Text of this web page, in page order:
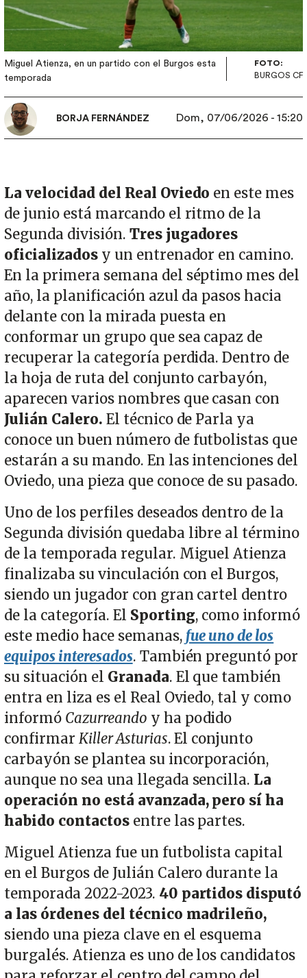
Miguel Atienza, en un partido con el Burgos esta
temporada
FOTO:
BURGOS CF
BORJA FERNÁNDEZ Dom, 07/06/2026 - 15:20
La velocidad del Real Oviedo en este mes
de junio está marcando el ritmo de la
Segunda división. Tres jugadores
oficializados y un entrenador en camino.
En la primera semana del séptimo mes del
año, la planificación azul da pasos hacia
delante con la mirada puesta en
conformar un grupo que sea capaz de
recuperar la categoría perdida. Dentro de
la hoja de ruta del conjunto carbayón,
aparecen varios nombres que casan con
Julián Calero. El técnico de Parla ya
conoce un buen número de futbolistas que
estarán a su mando. En las intenciones del
Oviedo, una pieza que conoce de su pasado.
Uno de los perfiles deseados dentro de la
Segunda división quedaba libre al término
de la temporada regular. Miguel Atienza
finalizaba su vinculación con el Burgos,
siendo un jugador con gran cartel dentro
de la categoría. El Sporting, como informó
este medio hace semanas, fue uno de los
equipos interesados. También preguntó por
su situación el Granada. El que también
entra en liza es el Real Oviedo, tal y como
informó Cazurreando y ha podido
confirmar Killer Asturias. El conjunto
carbayón se plantea su incorporación,
aunque no sea una llegada sencilla. La
operación no está avanzada, pero sí ha
habido contactosentre las partes.
Miguel Atienza fue un futbolista capital
en el Burgos de Julián Calero durante la
temporada 2022-2023. 40 partidos disputó
a las órdenes del técnico madrileño,
siendo una pieza clave en el esquema
burgalés. Atienza es uno de los candidatos